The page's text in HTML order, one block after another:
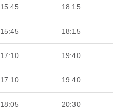
15:45 18:15
15:45 18:15
17:10 19:40
17:10 19:40
18:05 20:30